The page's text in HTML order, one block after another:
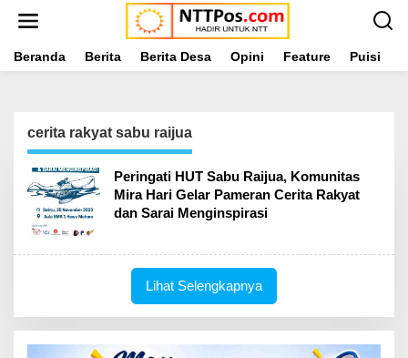
t
Beranda Berita Berita Desa Opini Feature Puisi
cerita rakyat sabu raijua
Peringati HUT Sabu Raijua, Komunitas
Mira Hari Gelar Pameran Cerita Rakyat
dan Sarai Menginspirasi
Lihat Selengkapnya